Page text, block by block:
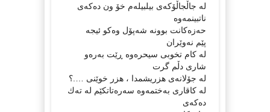
له‌ جاڵجاڵۆكه‌ی بیلبیله‌م خۆ ون ده‌كه‌ی
ناتبینمه‌وه‌
حه‌زه‌كانت بوونه‌ شه‌پۆل وه‌كو ئیجه‌
پێم نه‌وێران
له‌ كام تخوبی سیحره‌وه‌ ڕێت به‌ره‌و
شاری دڵم گرت
له‌ جۆلانه‌ی هزریشمدا ، هزر خوێنی ….؟
له‌ كاقاری به‌ختمه‌وه‌ سه‌ره‌تاتكێم له‌ ته‌ك
ده‌كه‌ی